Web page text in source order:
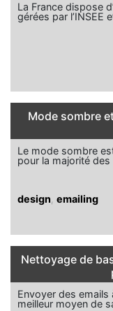
La France dispose
gérées par l’INSEE
Mode sombre
Le mode sombre
pour la majorité
design emailing
Nettoyage de
Envoyer des
meilleur moyen de